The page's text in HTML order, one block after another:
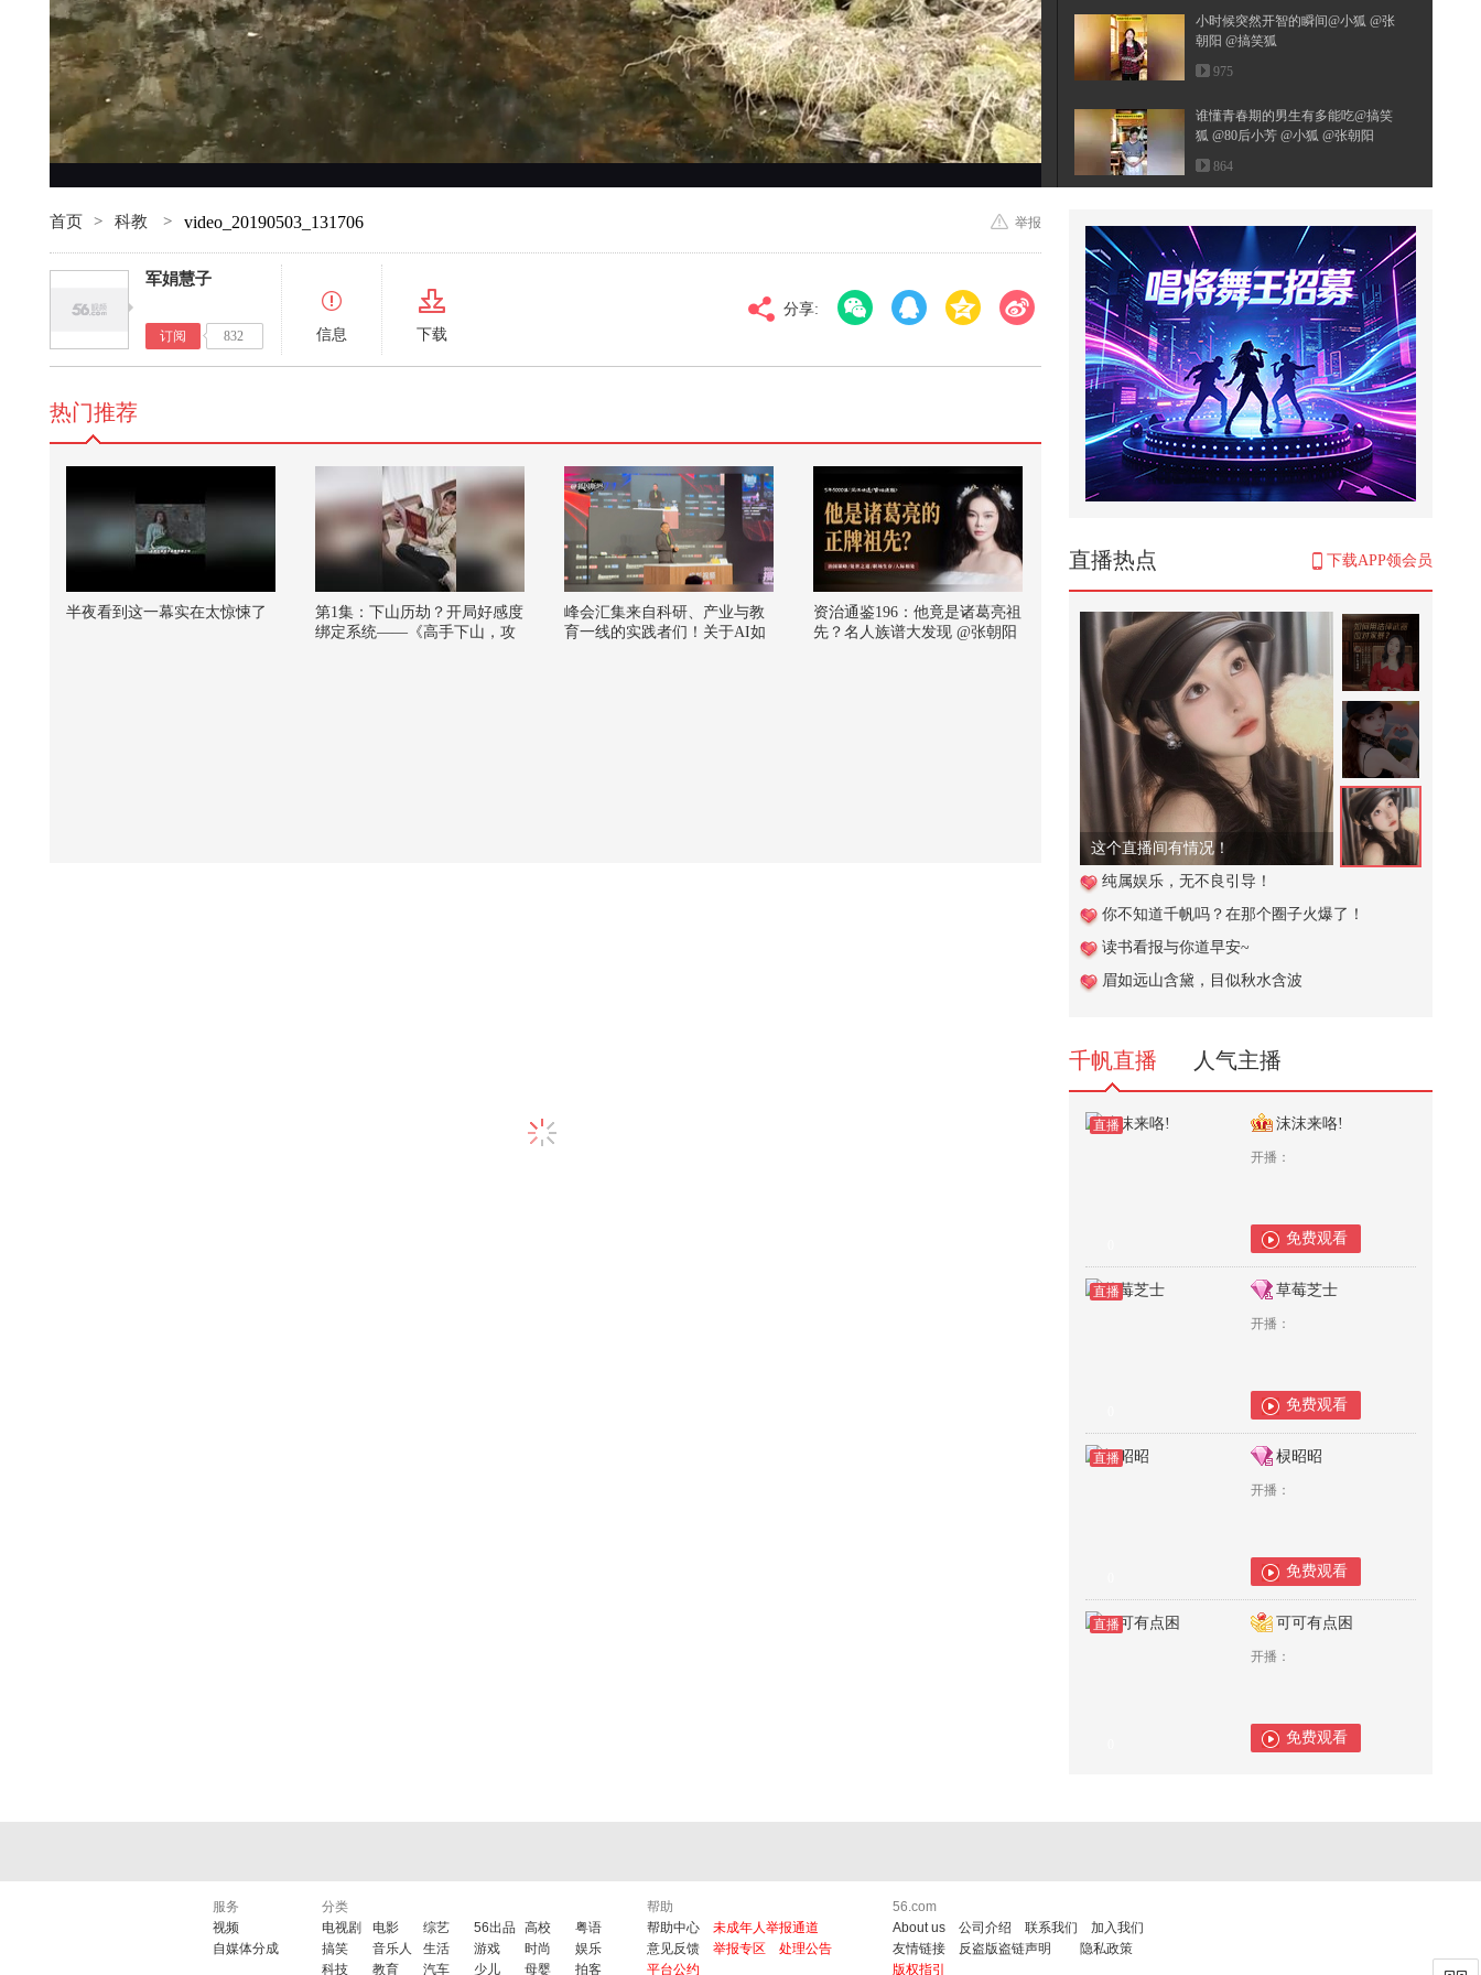
高清 倍速
对比度 100
小时候突然开智的瞬间@小狐 @张
朝阳 @搞笑狐
975
谁懂青春期的男生有多能吃@搞笑
狐 @80后小芳 @小狐 @张朝阳
864
自己的【专称】！？快来在除夕解
锁...
696
@高卿尘Nine @王艺瑾 @孙芮Rae
三个人聚在一起说什么呢！？给小
狐...
1,694
【KPOP翻跳自由组队赛道】 嗷呜
七一口南瓜牛肉饺｜越跳越上头的
DUN...
1,218
厨师长教你：“火爆牛肉”的家常做
小哥拿着针管对准，牛身轻拍几
下，然后接着打针
691
这个视频也太好看了吧。#二次元 #
原创动画 #游戏 #搞笑游戏 #AI
4,497
寝室憋笑挑战，真是豁出去了，完
全没有任何包袱！@小狐 @搞笑狐
@...
3,074
英国刚抢劫中企资产，德法轻飘飘
2,522
首页 > 科教 > video_20190503_131706 举报
军娟慧子
订阅 832 信息 下载
分享:
直播热点 下载APP领会员
直播中
陈小兜律师
纯属娱乐，无不良引导！
你不知道千帆吗？在那个圈子火爆了！
读书看报与你道早安~
眉如远山含黛，目似秋水含波
千帆直播 人气主播
直播 沫沫来咯!
开播：
免费观看
直播 草莓芝士
开播：
免费观看
直播 棂昭昭
开播：
免费观看
直播 可可有点困
开播：
免费观看
热门推荐
半夜看到这一幕实在太惊悚了
第1集：下山历劫？开局好感度
绑定系统——《高手下山，攻
峰会汇集来自科研、产业与教
育一线的实践者们！关于AI如
资治通鉴196：他竟是诸葛亮祖
先？名人族谱大发现 @张朝阳
服务
视频
自媒体分成
分类
电视剧
电影 综艺 56出品 高校
粤语
搞笑
音乐人 生活 游戏 时尚
娱乐
科技
教育 汽车 少儿 母婴 拍客
帮助
帮助中心
未成年人举报通道
意见反馈
举报专区
处理公告
平台公约
56.com
About us
公司介绍 联系我们
加入我们
友情链接
反盗版盗链声明
隐私政策
版权指引